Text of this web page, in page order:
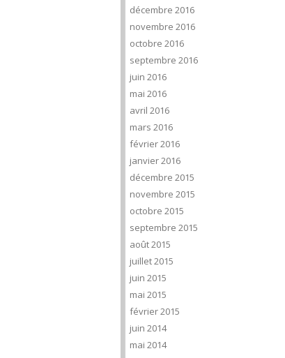
décembre 2016
novembre 2016
octobre 2016
septembre 2016
juin 2016
mai 2016
avril 2016
mars 2016
février 2016
janvier 2016
décembre 2015
novembre 2015
octobre 2015
septembre 2015
août 2015
juillet 2015
juin 2015
mai 2015
février 2015
juin 2014
mai 2014